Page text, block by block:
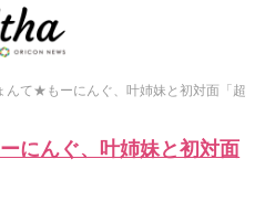
んて★もーにんぐ、叶姉妹と初対面「超
にんぐ、叶姉妹と初対面